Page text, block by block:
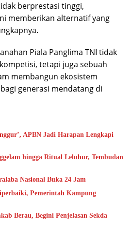
berprestasi tinggi,
memberikan alternatif yang
Piala Panglima TNI tidak
tetapi juga sebuah
membangun ekosistem
generasi mendatang di
APBN Jadi Harapan Lengkapi
hingga Ritual Leluhur, Tembudan
Nasional Buka 24 Jam
Pemerintah Kampung
Berau, Begini Penjelasan Sekda